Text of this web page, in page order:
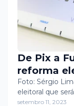
De Pix a
reforma
Foto: Sérgio
eleitoral que
setembro 11, 2023